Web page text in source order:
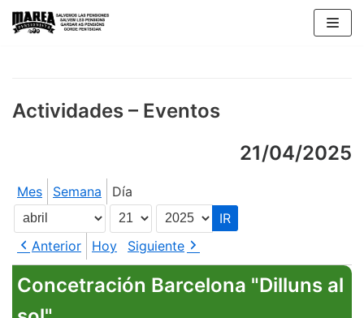
Saltar
Actividades – Eventos
21/04/2025
Mes Semana Día
Mes
Día
Año
Anterior
Hoy Siguiente
Concetración Barcelona "Dilluns al